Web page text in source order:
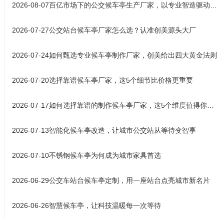
2026-08-07百亿市场下的公交候车亭生产厂家，以专业智造驱动城市交通设施升
2026-07-27公交站台候车亭厂家怎么选？认准创美源头大厂
2026-07-24如何甄选专业候车亭制作厂家，创美给出四大黄金法则
2026-07-20选择靠谱候车亭厂家，这5个细节比价格更重要
2026-07-17如何选择靠谱的制作候车亭厂家，这5个维度值得你关注
2026-07-13智能化候车亭改造，让城市公交站从等待变智享
2026-07-10不锈钢候车亭为何成为城市家具首选
2026-06-29公交车站台候车亭定制，用一座站台点亮城市新名片
2026-06-26智慧候车亭，让科技温暖每一次等待